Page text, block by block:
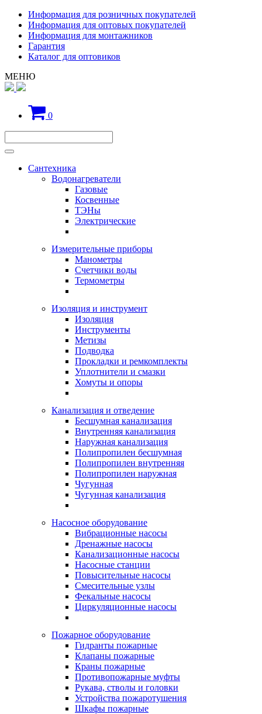
Информация для розничных покупателей
Информация для оптовых покупателей
Информация для монтажников
Гарантия
Каталог для оптовиков
МЕНЮ
0
Сантехника
Водонагреватели
Газовые
Косвенные
ТЭНы
Электрические
Измерительные приборы
Манометры
Счетчики воды
Термометры
Изоляция и инструмент
Изоляция
Инструменты
Метизы
Подводка
Прокладки и ремкомплекты
Уплотнители и смазки
Хомуты и опоры
Канализация и отведение
Бесшумная канализация
Внутренняя канализация
Наружная канализация
Полипропилен бесшумная
Полипропилен внутренняя
Полипропилен наружная
Чугунная
Чугунная канализация
Насосное оборудование
Вибрационные насосы
Дренажные насосы
Канализационные насосы
Насосные станции
Повысительные насосы
Смесительные узлы
Фекальные насосы
Циркуляционные насосы
Пожарное оборудование
Гидранты пожарные
Клапаны пожарные
Краны пожарные
Противопожарные муфты
Рукава, стволы и головки
Устройства пожаротушения
Шкафы пожарные